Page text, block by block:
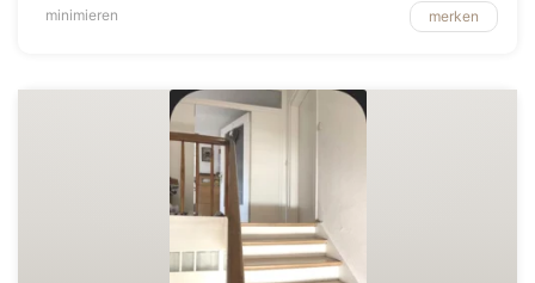
minimieren merken